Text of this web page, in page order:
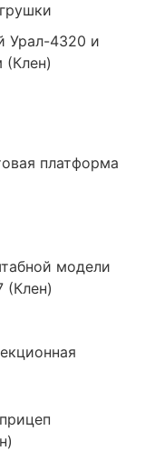
Урал-4320 и
платформа
модели
(Клен)